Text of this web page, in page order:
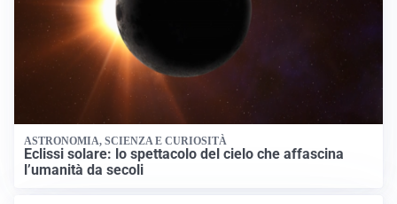
ASTRONOMIA, SCIENZA E CURIOSITÀ
Eclissi solare: lo spettacolo del cielo che affascina
l’umanità da secoli